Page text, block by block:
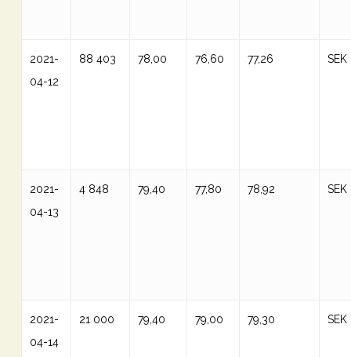
2021-
04-12
88 403 78,00 76,60 77,26 SEK
2021-
04-13
4 848 79,40 77,80 78,92 SEK
2021-
04-14
21 000 79,40 79,00 79,30 SEK